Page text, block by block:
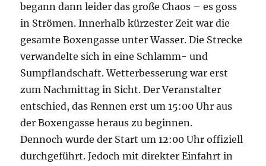
begann dann leider das große Chaos – es goss
in Strömen. Innerhalb kürzester Zeit war die
gesamte Boxengasse unter Wasser. Die Strecke
verwandelte sich in eine Schlamm- und
Sumpflandschaft. Wetterbesserung war erst
zum Nachmittag in Sicht. Der Veranstalter
entschied, das Rennen erst um 15:00 Uhr aus
der Boxengasse heraus zu beginnen.
Dennoch wurde der Start um 12:00 Uhr offiziell
durchgeführt. Jedoch mit direkter Einfahrt in